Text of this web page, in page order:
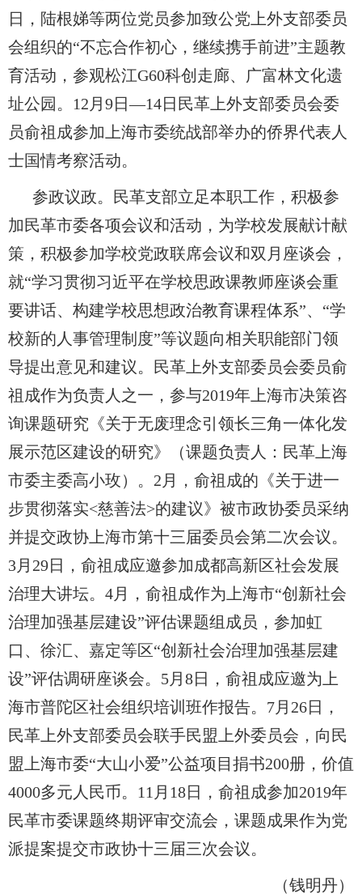
日，陆根娣等两位党员参加致公党上外支部委员
会组织的“不忘合作初心，继续携手前进”主题教
育活动，参观松江G60科创走廊、广富林文化遗
址公园。12月9日—14日民革上外支部委员会委
员俞祖成参加上海市委统战部举办的侨界代表人
士国情考察活动。
参政议政。民革支部立足本职工作，积极参
加民革市委各项会议和活动，为学校发展献计献
策，积极参加学校党政联席会议和双月座谈会，
就“学习贯彻习近平在学校思政课教师座谈会重
要讲话、构建学校思想政治教育课程体系”、“学
校新的人事管理制度”等议题向相关职能部门领
导提出意见和建议。民革上外支部委员会委员俞
祖成作为负责人之一，参与2019年上海市决策咨
询课题研究《关于无废理念引领长三角一体化发
展示范区建设的研究》（课题负责人：民革上海
市委主委高小玫）。2月，俞祖成的《关于进一
步贯彻落实<慈善法>的建议》被市政协委员采纳
并提交政协上海市第十三届委员会第二次会议。
3月29日，俞祖成应邀参加成都高新区社会发展
治理大讲坛。4月，俞祖成作为上海市“创新社会
治理加强基层建设”评估课题组成员，参加虹
口、徐汇、嘉定等区“创新社会治理加强基层建
设”评估调研座谈会。5月8日，俞祖成应邀为上
海市普陀区社会组织培训班作报告。7月26日，
民革上外支部委员会联手民盟上外委员会，向民
盟上海市委“大山小爱”公益项目捐书200册，价值
4000多元人民币。11月18日，俞祖成参加2019年
民革市委课题终期评审交流会，课题成果作为党
派提案提交市政协十三届三次会议。
（钱明丹）